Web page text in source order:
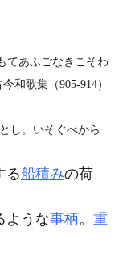
てあふごなきこそわ
和歌集（905‐914）
し。いそぐべから
る船積みの荷
ような事柄。 重